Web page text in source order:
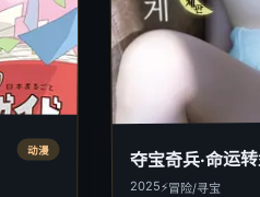
动漫 夺宝奇兵·命运
2025⚡冒险/寻宝